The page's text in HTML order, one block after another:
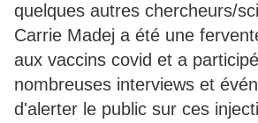
quelques autres chercheurs/
Carrie Madej a été une
aux vaccins covid et a
nombreuses interviews et
d'alerter le public sur ces